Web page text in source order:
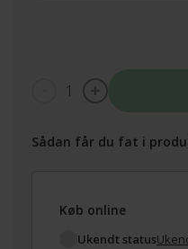
1
Sådan får du fat i
Køb online
Ukendt status